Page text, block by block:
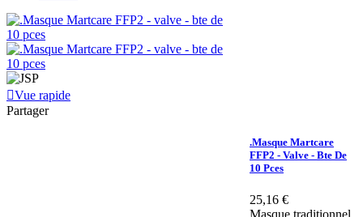
Vue rapide
Partager
.Masque Martcare
FFP2 - Valve - Bte De
10 Pces
25,16 €
Masque traditionnel